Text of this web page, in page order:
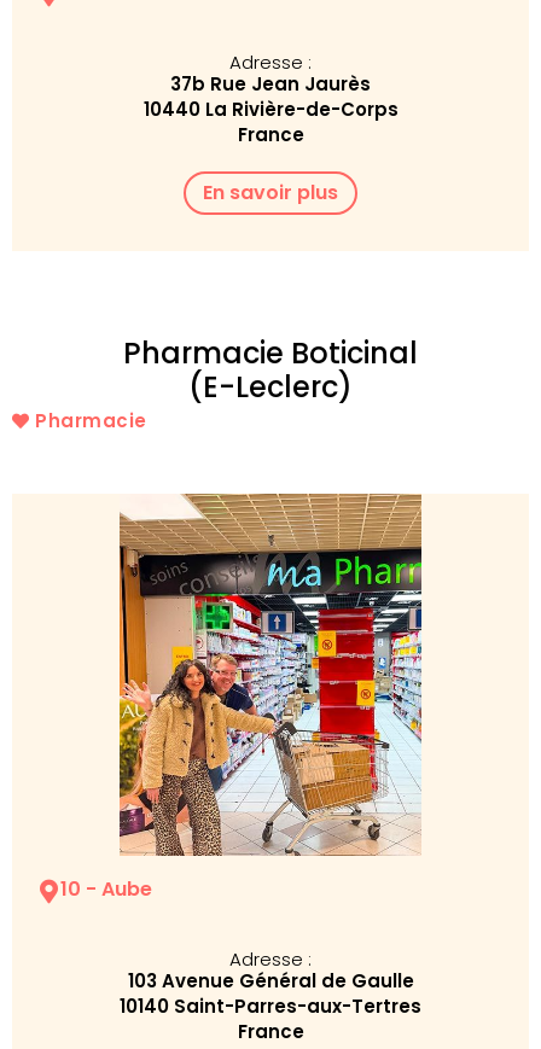
Adresse :
37b Rue Jean Jaurès
10440 La Rivière-de-Corps
France
En savoir plus
Pharmacie Boticinal
(E-Leclerc)
Pharmacie
10 - Aube
Adresse :
103 Avenue Général de Gaulle
10140 Saint-Parres-aux-Tertres
France